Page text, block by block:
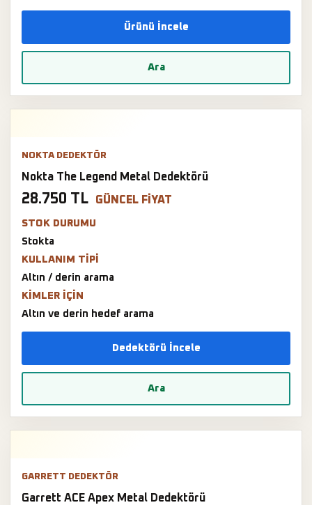
Ürünü İncele
Ara
NOKTA DEDEKTÖR
Nokta The Legend Metal Dedektörü
28.750 TL GÜNCEL FIYAT
STOK DURUMU
Stokta
KULLANIM TIPI
Altın / derin arama
KIMLER IÇIN
Altın ve derin hedef arama
Dedektörü İncele
Ara
GARRETT DEDEKTÖR
Garrett ACE Apex Metal Dedektörü